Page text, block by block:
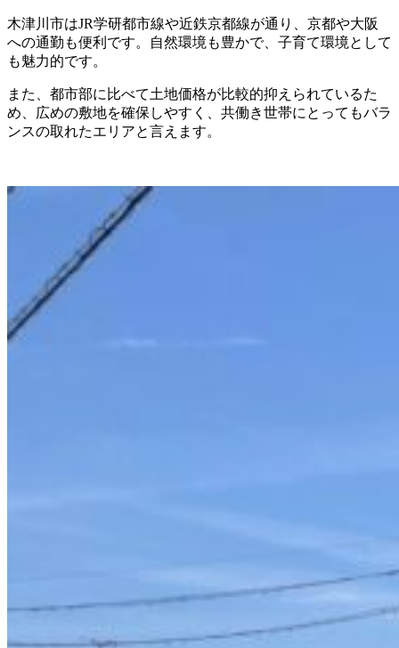
木津川市はJR学研都市線や近鉄京都線が通り、京都や大阪
への通勤も便利です。自然環境も豊かで、子育て環境として
も魅力的です。
また、都市部に比べて土地価格が比較的抑えられているた
め、広めの敷地を確保しやすく、共働き世帯にとってもバラ
ンスの取れたエリアと言えます。